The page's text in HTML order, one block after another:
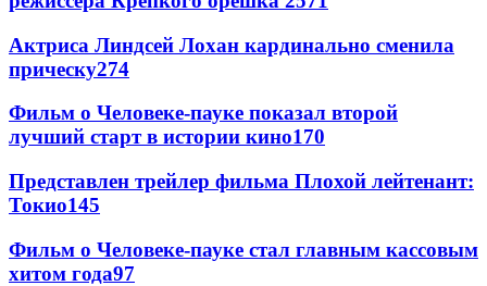
Актриса Линдсей Лохан кардинально сменила
прическу274
Фильм о Человеке-пауке показал второй
лучший старт в истории кино170
Представлен трейлер фильма Плохой лейтенант:
Токио145
Фильм о Человеке-пауке стал главным кассовым
хитом года97